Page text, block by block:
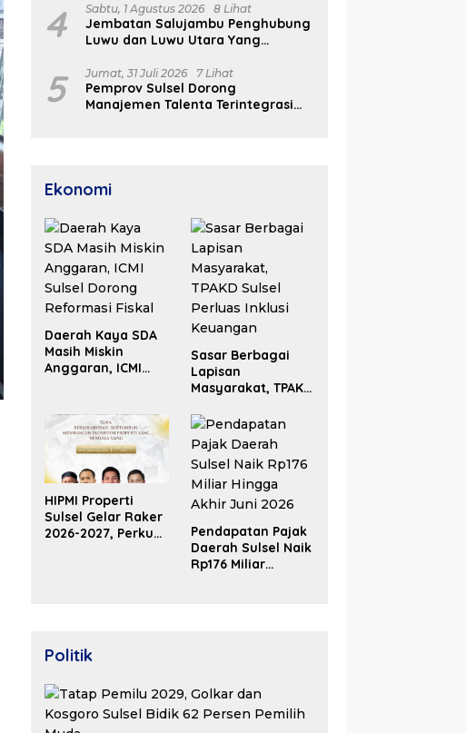
4 Sabtu, 1 Agustus 2026 8 Lihat
Jembatan Salujambu Penghubung
Luwu dan Luwu Utara Yang
Difungsikan
5 Jumat, 31 Juli 2026 7 Lihat
Pemprov Sulsel Dorong
Manajemen Talenta Terintegrasi
Ekonomi
Daerah Kaya SDA
Masih Miskin
Anggaran, ICMI
Sasar Berbagai
Lapisan
Masyarakat, TPAKD
Inklusi Keuangan
HIPMI Properti
Sulsel Gelar Raker
2026-2027, Perkuat
Pendapatan Pajak
Daerah Sulsel Naik
Rp176 Miliar
Politik